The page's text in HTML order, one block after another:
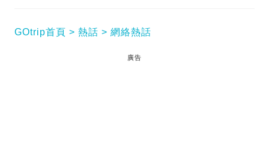
GOtrip首頁 熱話 網絡熱話
廣告